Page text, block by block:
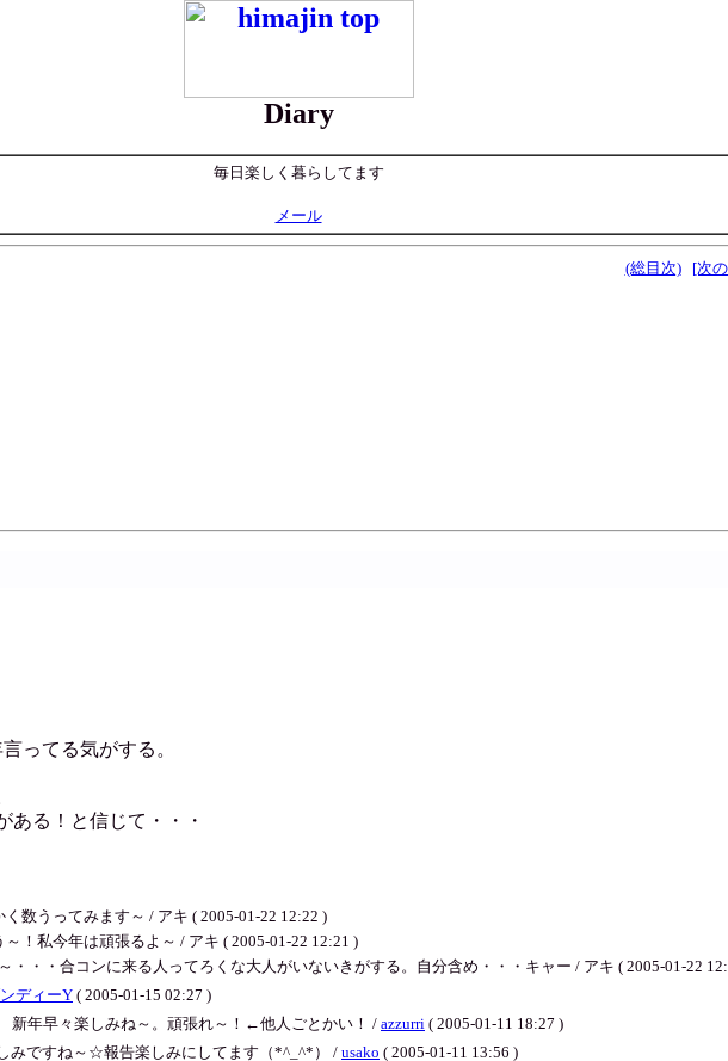
Diary
毎日楽しく暮らしてます
メール
(総目次) [次
ってる気がする。
ある！と信じて・・・
数うってみます～ / アキ ( 2005-01-22 12:22 )
！私今年は頑張るよ～ / アキ ( 2005-01-22 12:21 )
・・合コンに来る人ってろくな大人がいないきがする。自分含め・・・キャー / アキ ( 2005-01-22
ディーY ( 2005-01-15 02:27 )
年早々楽しみね～。頑張れ～！←他人ごとかい！ / azzurri ( 2005-01-11 18:27 )
みですね～☆報告楽しみにしてます（*^_^*） / usako ( 2005-01-11 13:56 )